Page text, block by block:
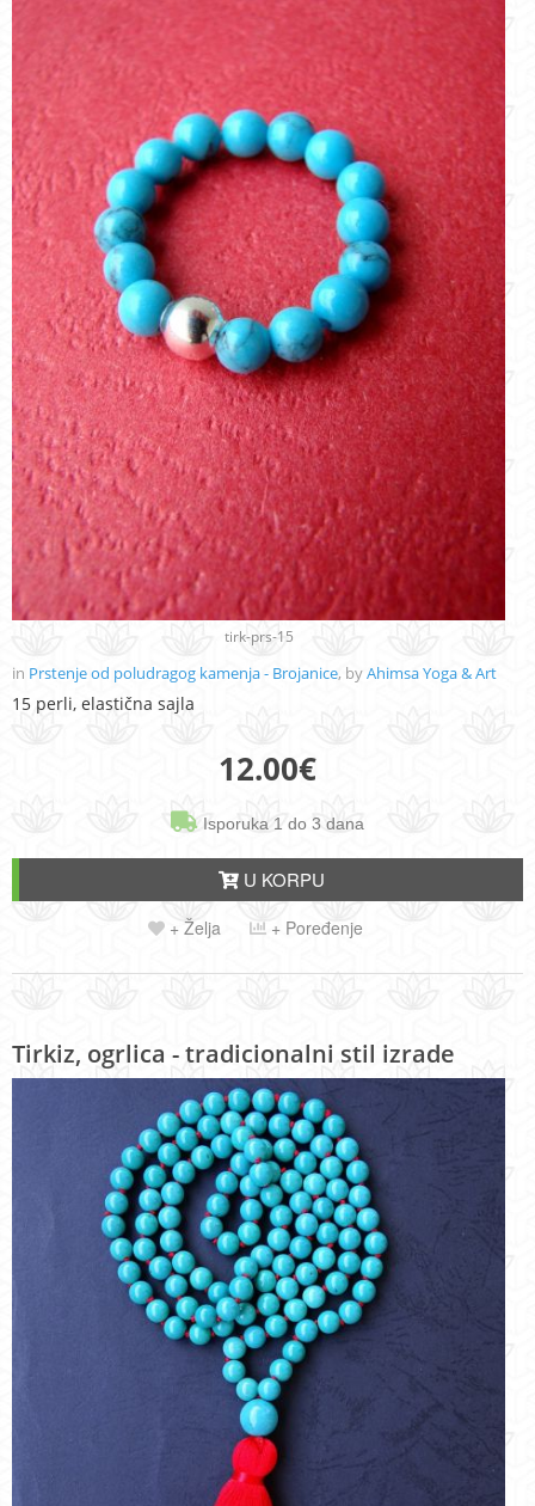
tirk-prs-15
in Prstenje od poludragog kamenja - Brojanice, byAhimsa Yoga & Art
15 perli, elastična sajla
12.00€
Isporuka 1 do 3 dana
U KORPU
+ Želja + Poređenje
Tirkiz, ogrlica - tradicionalni stil izrade